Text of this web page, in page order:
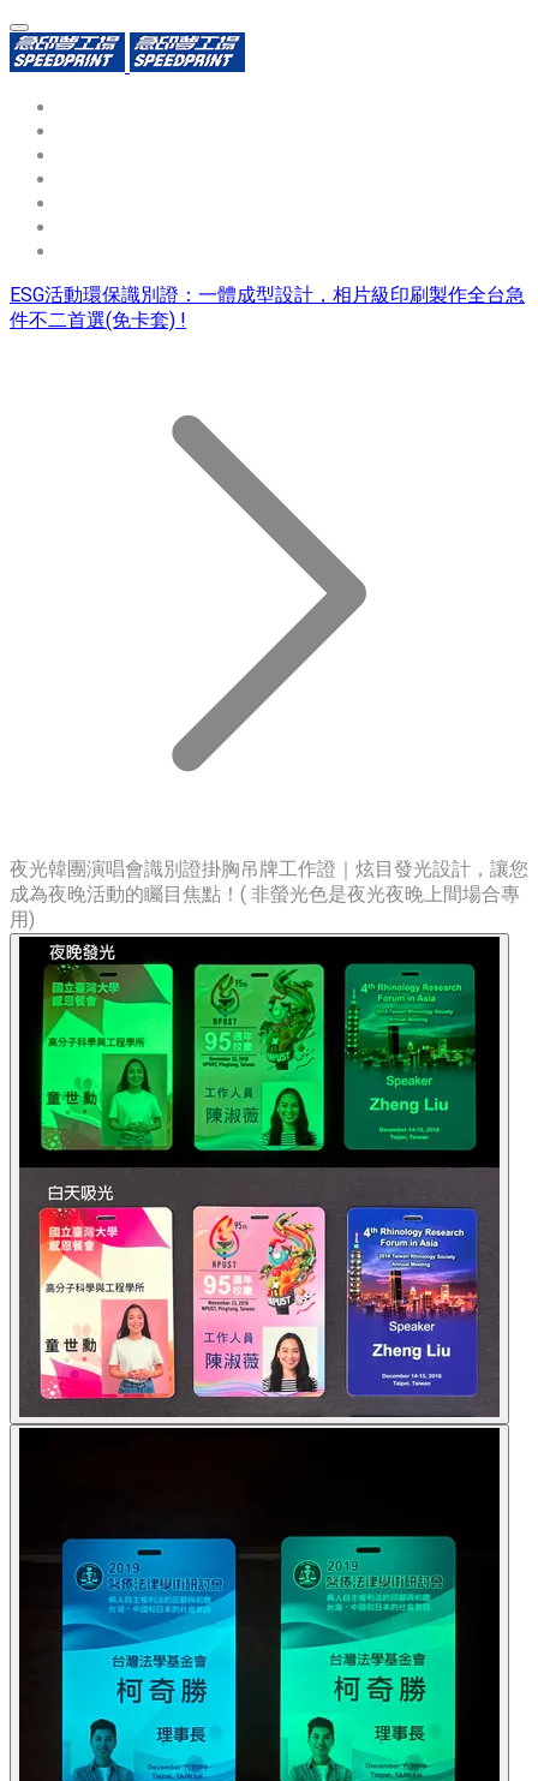
ESG活動環保識別證：一體成型設計，相片級印刷製作全台急
件不二首選(免卡套) !
夜光韓團演唱會識別證掛胸吊牌工作證｜炫目發光設計，讓您
成為夜晚活動的矚目焦點！( 非螢光色是夜光夜晚上間場合專
用)